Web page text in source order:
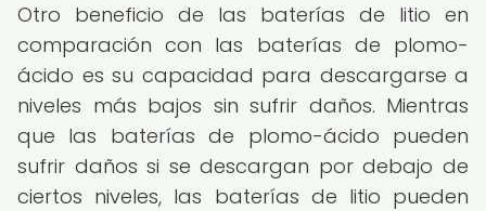
Otro beneficio de las baterías de litio en
comparación con las baterías de plomo-
ácido es su capacidad para descargarse a
niveles más bajos sin sufrir daños. Mientras
que las baterías de plomo-ácido pueden
sufrir daños si se descargan por debajo de
ciertos niveles, las baterías de litio pueden